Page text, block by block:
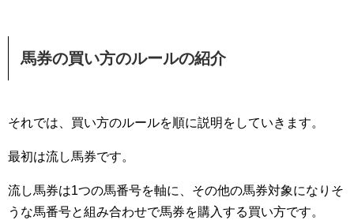
馬券の買い方のルールの紹介
それでは、買い方のルールを順に説明をしていきます。
最初は流し馬券です。
流し馬券は1つの馬番号を軸に、その他の馬券対象になりそ
うな馬番号と組み合わせで馬券を購入する買い方です。